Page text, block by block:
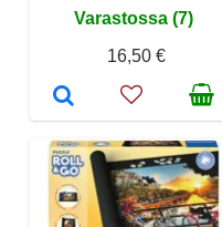
Varastossa (7)
16,50 €